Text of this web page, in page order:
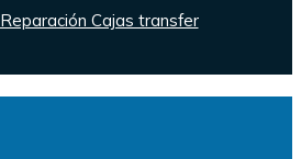
Reparación Cajas transfer